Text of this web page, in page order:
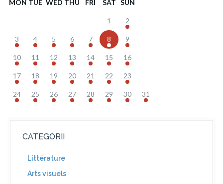
MON TUE WED THU FRI SAT SUN
1 2
3 4 5 6 7 8 9
10 11 12 13 14 15 16
17 18 19 20 21 22 23
24 25 26 27 28 29 30 31
CATEGORII
Littérature
Arts visuels